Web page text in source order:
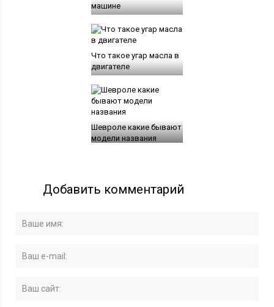
машине
Что такое угар масла в
двигателе
Шевроле какие бывают
модели названия
Добавить комментарий